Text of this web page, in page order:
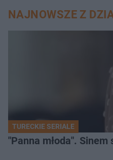
NAJNOWSZE Z
TURECKIE SERIALE
"Panna młoda".